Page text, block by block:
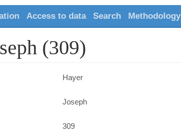
Access to data Search Methodology
(309)
Hayer
Joseph
309